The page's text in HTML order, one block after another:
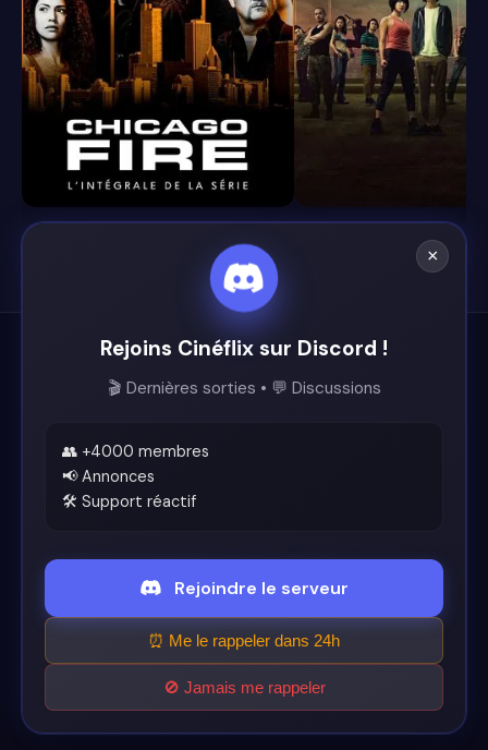
8.4
Cinéflix
Support
Conditions d'utilisation
© 2026 Cinéflix. Tous droits réservés.
×
Rejoins Cinéflix sur Discord !
🎬 Dernières sorties • 💬 Discussions
👥 +4000 membres
📢 Annonces
🛠️ Support réactif
Rejoindre le serveur
⏰ Me le rappeler dans 24h
🚫 Jamais me rappeler